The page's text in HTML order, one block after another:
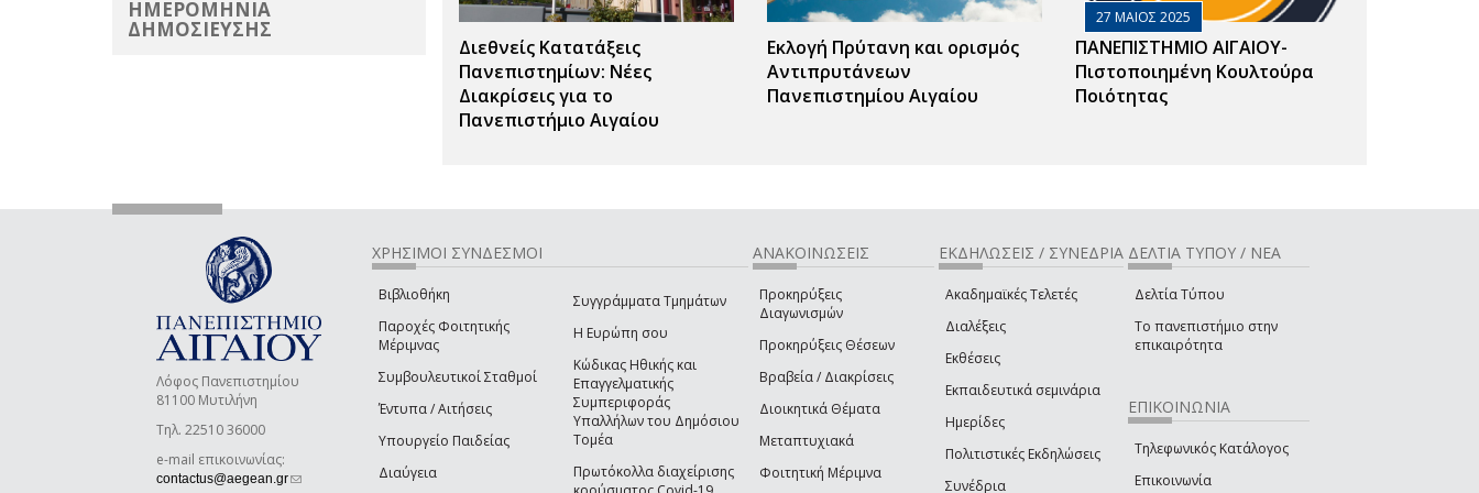
Διεθνείς Κατατάξεις
Πανεπιστημίων: Νέες
Διακρίσεις για το
Πανεπιστήμιο Αιγαίου
Εκλογή Πρύτανη και ορισμός
Αντιπρυτάνεων
Πανεπιστημίου Αιγαίου
27 ΜΑΙΟΣ 2025
ΠΑΝΕΠΙΣΤΗΜΙΟ ΑΙΓΑΙΟΥ-
Πιστοποιημένη Κουλτούρα
Ποιότητας
ΗΜΕΡΟΜΗΝΙΑ
ΔΗΜΟΣΙΕΥΣΗΣ
Λόφος Πανεπιστημίου
81100 Μυτιλήνη
Τηλ. 22510 36000
e-mail επικοινωνίας:
contactus@aegean.gr(link sends e-mail)
ΧΡΗΣΙΜΟΙ ΣΥΝΔΕΣΜΟΙ
Βιβλιοθήκη
Παροχές Φοιτητικής
Μέριμνας
Συμβουλευτικοί Σταθμοί
Έντυπα / Αιτήσεις
Υπουργείο Παιδείας
Διαύγεια
Συγγράμματα Τμημάτων
Η Ευρώπη σου
Κώδικας Ηθικής και
Επαγγελματικής
Συμπεριφοράς
Υπαλλήλων του Δημόσιου
Τομέα
Πρωτόκολλα διαχείρισης
ΑΝΑΚΟΙΝΩΣΕΙΣ
Προκηρύξεις
Διαγωνισμών
Προκηρύξεις Θέσεων
Βραβεία / Διακρίσεις
Διοικητικά Θέματα
Μεταπτυχιακά
Φοιτητική Μέριμνα
ΕΚΔΗΛΩΣΕΙΣ / ΣΥΝΕΔΡΙΑ
Ακαδημαϊκές Τελετές
Διαλέξεις
Εκθέσεις
Εκπαιδευτικά σεμινάρια
Ημερίδες
Πολιτιστικές Εκδηλώσεις
Συνέδρια
ΔΕΛΤΙΑ ΤΥΠΟΥ / ΝΕΑ
Δελτία Τύπου
Το πανεπιστήμιο στην
επικαιρότητα
ΕΠΙΚΟΙΝΩΝΙΑ
Τηλεφωνικός Κατάλογος
Επικοινωνία